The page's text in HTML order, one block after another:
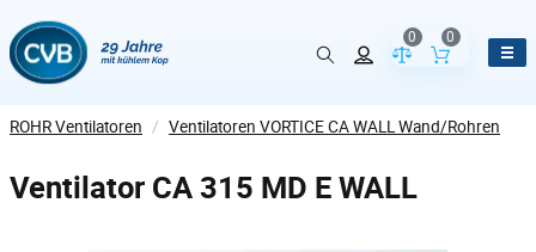
Vergleich der
0
Inhalt des
0
ROHR Ventilatoren / Ventilatoren VORTICE CA WALL Wand/Rohren
Ventilator CA 315 MD E WALL